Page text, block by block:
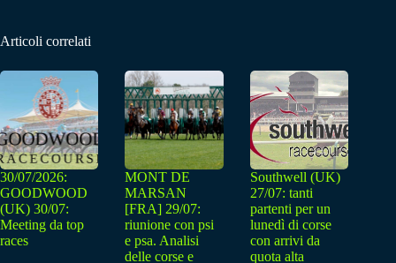
Articoli correlati
30/07/2026:
GOODWOOD
(UK) 30/07:
Meeting da top
races
MONT DE
MARSAN
[FRA] 29/07:
riunione con psi
e psa. Analisi
delle corse e
Southwell (UK)
27/07: tanti
partenti per un
lunedì di corse
con arrivi da
quota alta